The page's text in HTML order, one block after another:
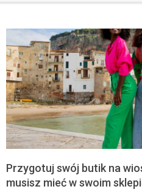
Przygotuj swój butik na
musisz mieć w swoim